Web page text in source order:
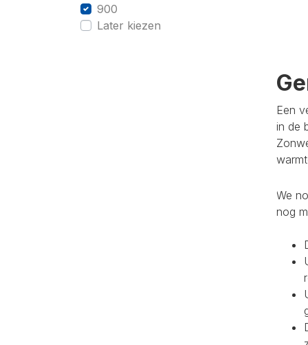
900
Later kiezen
Een
in de
We
nog